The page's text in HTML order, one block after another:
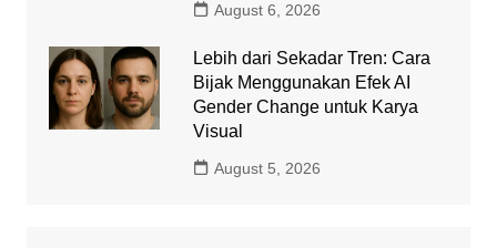
August 6, 2026
Lebih dari Sekadar Tren: Cara
Bijak Menggunakan Efek AI
Gender Change untuk Karya
Visual
August 5, 2026